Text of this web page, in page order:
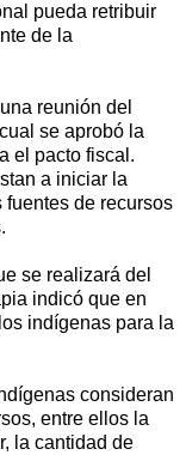
pueda retribuir
de la
reunión del
se aprobó la
el pacto fiscal.
a iniciar la
de recursos
se realizará del
indicó que en
indígenas para la
consideran
entre ellos la
la cantidad de